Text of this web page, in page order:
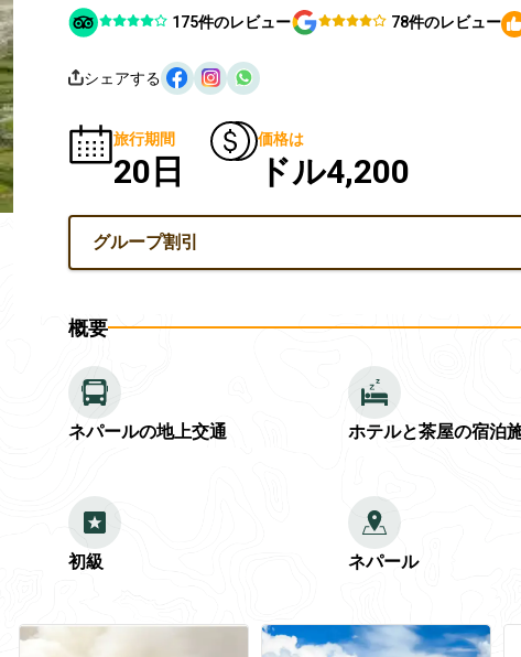
175件のレビュー 78件のレビュー
シェアする
旅行期間
20日
価格は
ドル4,200
グループ割引
概要
ネパールの地上交通 ホテルと茶屋の宿泊
初級 ネパール